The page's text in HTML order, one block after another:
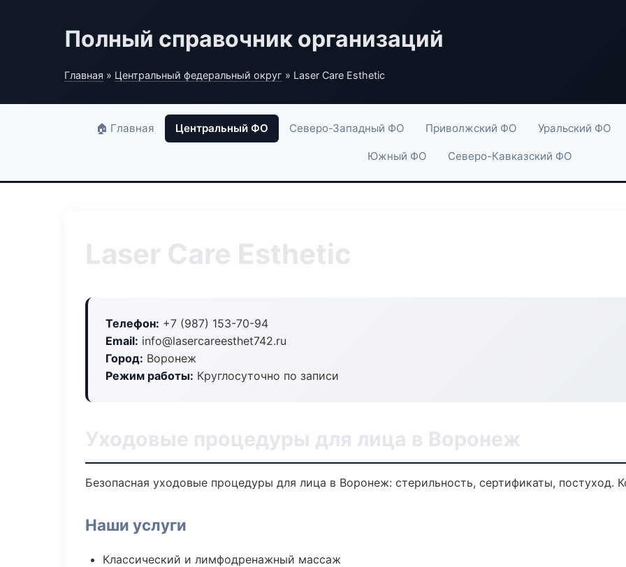
Полный справочник организаций
Главная » Центральный федеральный округ » Laser Care Esthetic
🏠 Главная Центральный ФО Северо-Западный ФО Приволжский ФО Уральский ФО
Южный ФО Северо-Кавказский ФО
Laser Care Esthetic
Телефон: +7 (987) 153-70-94
Email: info@lasercareesthet742.ru
Город: Воронеж
Режим работы: Круглосуточно по записи
Уходовые процедуры для лица в Воронеж
Безопасная уходовые процедуры для лица в Воронеж: стерильность, сертификаты, постуход.
Наши услуги
Классический и лимфодренажный массаж